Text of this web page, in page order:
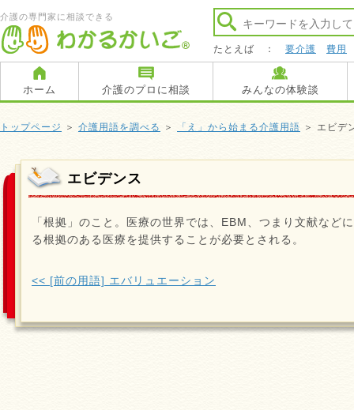
介護の専門家に相談できる
たとえば ： 要介護 費用
ホーム 介護のプロに相談 みんなの体験談
トップページ ＞ 介護用語を調べる ＞ 「え」から始まる介護用語 ＞ エビデ
エビデンス
「根拠」のこと。医療の世界では、EBM、つまり文献など
る根拠のある医療を提供することが必要とされる。
<< [前の用語] エバリュエーション